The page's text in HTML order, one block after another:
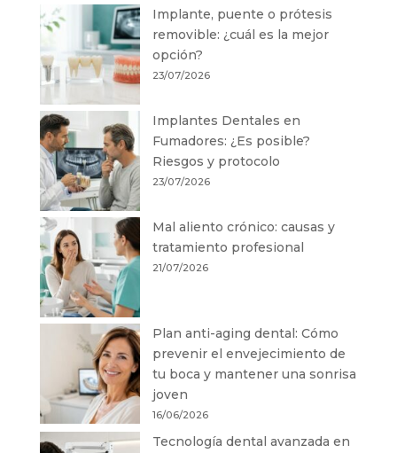
Implante, puente o prótesis
removible: ¿cuál es la mejor
opción?
23/07/2026
Implantes Dentales en
Fumadores: ¿Es posible?
Riesgos y protocolo
23/07/2026
Mal aliento crónico: causas y
tratamiento profesional
21/07/2026
Plan anti-aging dental: Cómo
prevenir el envejecimiento de
tu boca y mantener una sonrisa
joven
16/06/2026
Tecnología dental avanzada en